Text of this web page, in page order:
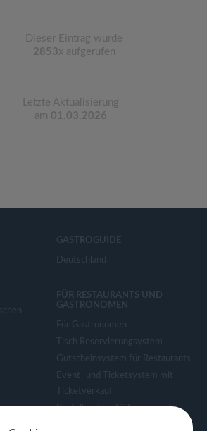
Dieser Eintrag wurde
2853x aufgerufen
Letzte Aktualisierung
am 01.03.2026
GASTROGUIDE
Deutschland
FÜR RESTAURANTS UND
GASTRONOMEN
Für Gastronomen
Tisch Reservierungsystem
Gutscheinsystem für Restaurants
Event- und Ticketsystem mit
Ticketverkauf
Bestellsystem Lieferung und